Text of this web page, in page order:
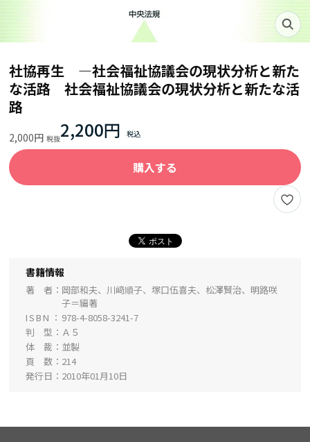
社協再生 ―社会福祉協議会の現状分析と新た
な活路 社会福祉協議会の現状分析と新たな活
路
2,000円 2,200円
購入する
書籍情報
著 者
岡部和夫、川﨑順子、塚口伍喜夫、松澤賢治、明路咲
子＝編著
ISBN
978-4-8058-3241-7
判 型
Ａ５
体 裁
並製
頁 数
214
発行日
2010年01月10日